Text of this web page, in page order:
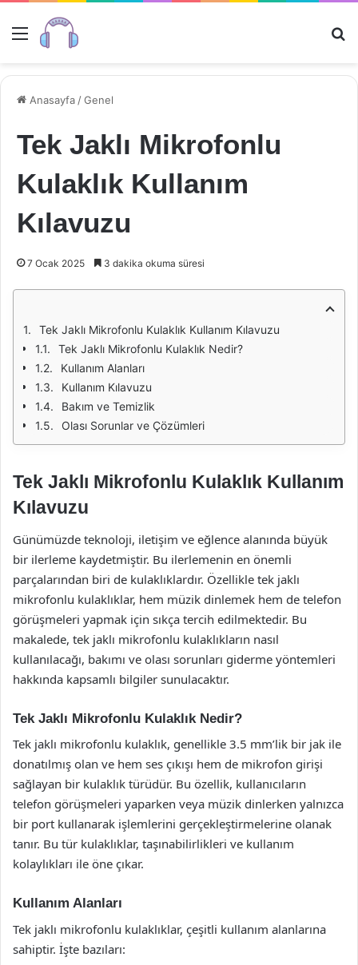
Menü
Anasayfa /Genel
Tek Jaklı Mikrofonlu
Kulaklık Kullanım
Kılavuzu
7 Ocak 2025 3 dakika okuma süresi
Tek Jaklı Mikrofonlu Kulaklık Kullanım Kılavuzu
Tek Jaklı Mikrofonlu Kulaklık Nedir?
Kullanım Alanları
Kullanım Kılavuzu
Bakım ve Temizlik
Olası Sorunlar ve Çözümleri
Tek Jaklı Mikrofonlu Kulaklık Kullanım
Kılavuzu
Günümüzde teknoloji, iletişim ve eğlence alanında büyük
bir ilerleme kaydetmiştir. Bu ilerlemenin en önemli
parçalarından biri de kulaklıklardır. Özellikle tek jaklı
mikrofonlu kulaklıklar, hem müzik dinlemek hem de telefon
görüşmeleri yapmak için sıkça tercih edilmektedir. Bu
makalede, tek jaklı mikrofonlu kulaklıkların nasıl
kullanılacağı, bakımı ve olası sorunları giderme yöntemleri
hakkında kapsamlı bilgiler sunulacaktır.
Tek Jaklı Mikrofonlu Kulaklık Nedir?
Tek jaklı mikrofonlu kulaklık, genellikle 3.5 mm’lik bir jak ile
donatılmış olan ve hem ses çıkışı hem de mikrofon girişi
sağlayan bir kulaklık türüdür. Bu özellik, kullanıcıların
telefon görüşmeleri yaparken veya müzik dinlerken yalnızca
bir port kullanarak işlemlerini gerçekleştirmelerine olanak
tanır. Bu tür kulaklıklar, taşınabilirlikleri ve kullanım
kolaylıkları ile öne çıkar.
Kullanım Alanları
Tek jaklı mikrofonlu kulaklıklar, çeşitli kullanım alanlarına
sahiptir. İşte bazıları: